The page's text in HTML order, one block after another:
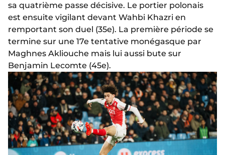
sa quatrième passe décisive. Le portier polonais
est ensuite vigilant devant Wahbi Khazri en
remportant son duel (35e). La première période se
termine sur une 17e tentative monégasque par
Maghnes Akliouche mais lui aussi bute sur
Benjamin Lecomte (45e).